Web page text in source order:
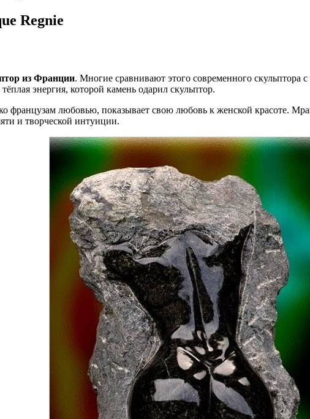
Regnie
из Франции. Многие сравнивают этого современного скульптора
энергия, которой камень одарил скульптор.
французам любовью, показывает свою любовь к женской красоте.
и творческой интуиции.